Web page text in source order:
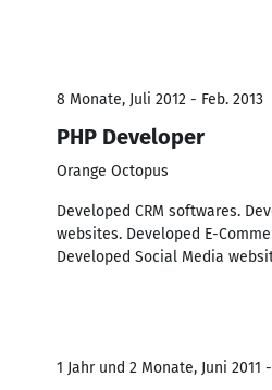
8 Monate, Juli 2012 - Feb. 2013
PHP Developer
Orange Octopus
Developed CRM softwares.
websites. Developed E-
Developed Social Media
1 Jahr und 2 Monate, Juni 2011